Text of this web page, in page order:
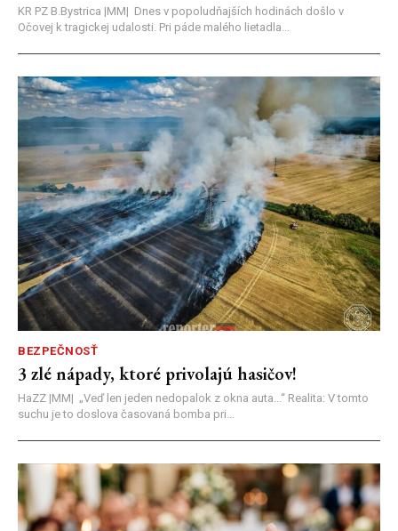
KR PZ B.Bystrica |MM| Dnes v popoludňajších hodinách došlo v
Očovej k tragickej udalosti. Pri páde malého lietadla...
BEZPEČNOSŤ
3 zlé nápady, ktoré privolajú hasičov!
HaZZ |MM| ​„Veď len jeden nedopalok z okna auta...“ ​Realita: V tomto
suchu je to doslova časovaná bomba pri...